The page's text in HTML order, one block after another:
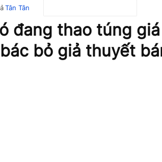
Tân Tân
đang thao túng
bỏ giả thuyết